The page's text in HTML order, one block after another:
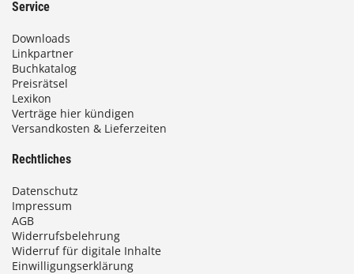
Service
Downloads
Linkpartner
Buchkatalog
Preisrätsel
Lexikon
Verträge hier kündigen
Versandkosten & Lieferzeiten
Rechtliches
Datenschutz
Impressum
AGB
Widerrufsbelehrung
Widerruf für digitale Inhalte
Einwilligungserklärung